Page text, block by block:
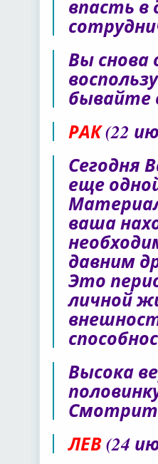
впасть в
Вы снова
бывайте
РАК(22
Сегодня
еще
ваша
давним
Это
личной
Высока
ЛЕВ(24